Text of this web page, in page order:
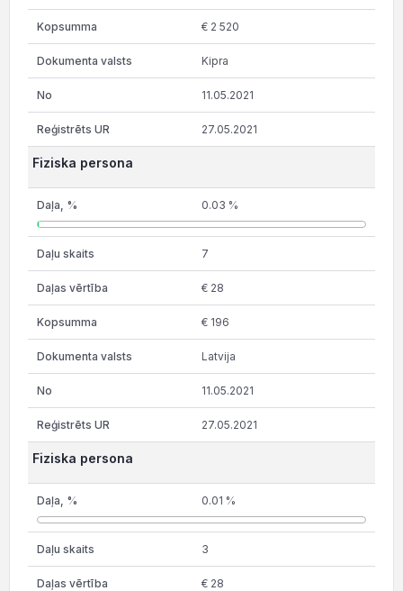
€ 2 520
Kipra
11.05.2021
27.05.2021
Fiziska persona
0.03 %
7
€ 28
€ 196
Latvija
11.05.2021
27.05.2021
Fiziska persona
0.01 %
3
€ 28